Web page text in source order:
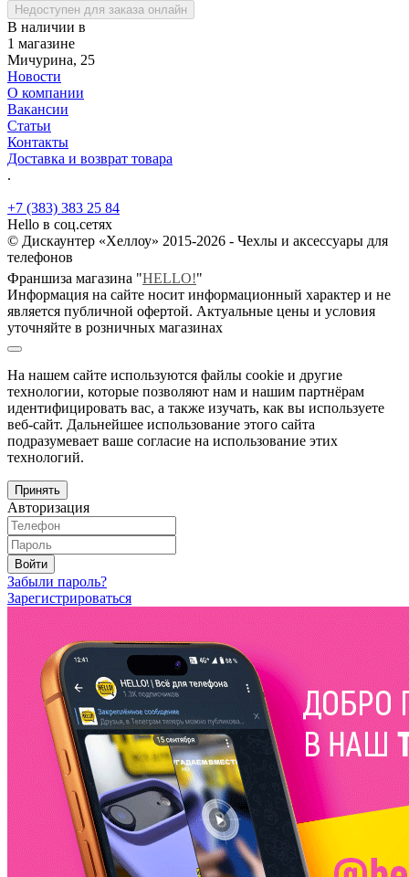
Недоступен для заказа онлайн
В наличии в
1 магазине
Мичурина, 25
Новости
О компании
Вакансии
Статьи
Контакты
Доставка и возврат товара
.
+7 (383) 383 25 84
Hello в соц.сетях
© Дискаунтер «Хеллоу» 2015-2026 - Чехлы и аксессуары для
телефонов
Франшиза магазина "HELLO!"
Информация на сайте носит информационный характер и не
является публичной офертой. Актуальные цены и условия
уточняйте в розничных магазинах
На нашем сайте используются файлы cookie и другие
технологии, которые позволяют нам и нашим партнёрам
идентифицировать вас, а также изучать, как вы используете
веб-сайт. Дальнейшее использование этого сайта
подразумевает ваше согласие на использование этих
технологий.
Принять
Авторизация
Войти
Забыли пароль?
Зарегистрироваться